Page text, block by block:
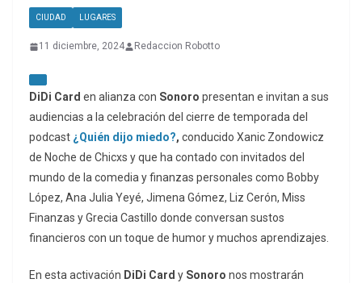
CIUDAD LUGARES
11 diciembre, 2024 Redaccion Robotto
DiDi Card en alianza con Sonoro presentan e invitan a sus
audiencias a la celebración del cierre de temporada del
podcast ¿Quién dijo miedo?, conducido Xanic Zondowicz
de Noche de Chicxs y que ha contado con invitados del
mundo de la comedia y finanzas personales como Bobby
López, Ana Julia Yeyé, Jimena Gómez, Liz Cerón, Miss
Finanzas y Grecia Castillo donde conversan sustos
financieros con un toque de humor y muchos aprendizajes.
En esta activación DiDi Card y Sonoro nos mostrarán